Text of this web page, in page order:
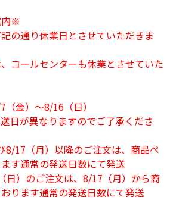
内※
の通り休業日とさせていただきま
コールセンターも休業とさせていた
（金）～8/16（日）
日が異なりますのでご了承くださ
8/17（月）以降のご注文は、商品ペ
す通常の発送日数にて発送
日）のご注文は、8/17（月）から商
ります通常の発送日数にて発送